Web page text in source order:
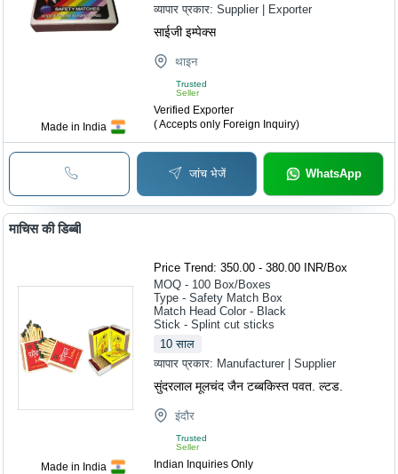
Made in India
व्यापार प्रकार:Supplier | Exporter
साईजी इम्पेक्स
थाइन
Trusted
Seller
Verified Exporter
( Accepts only Foreign Inquiry)
जांच भेजें WhatsApp
Made in India
माचिस की डिब्बी
Price Trend: 350.00 - 380.00 INR/Box
MOQ - 100 Box/Boxes
Type - Safety Match Box
Match Head Color - Black
Stick - Splint cut sticks
10 साल
व्यापार प्रकार: Manufacturer | Supplier
सुंदरलाल मूलचंद जैन टब्बकिस्त पवत. ल्टड.
इंदौर
Trusted
Seller
Indian Inquiries Only